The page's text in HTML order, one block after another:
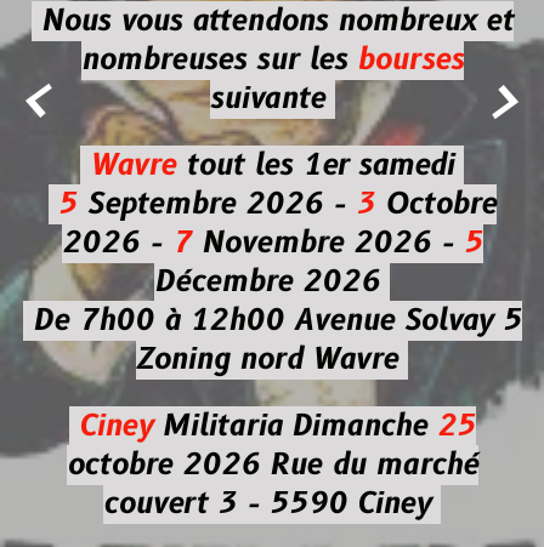
 
Nous vous attendons nombreux et
nombreuses sur les bourses
suivante
Wavretout les 1er samedi
5Septembre 2026 - 3Octobre
2026 -7Novembre 2026 - 5
Décembre 2026
De 7h00 à 12h00 Avenue Solvay 5
Zoning nord Wavre
CineyMilitaria Dimanche 25
octobre 2026Rue du marché
couvert 3 - 5590 Ciney